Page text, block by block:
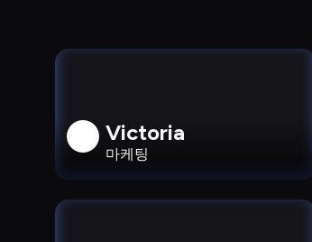
Victoria
마케팅